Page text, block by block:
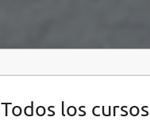
Todos los